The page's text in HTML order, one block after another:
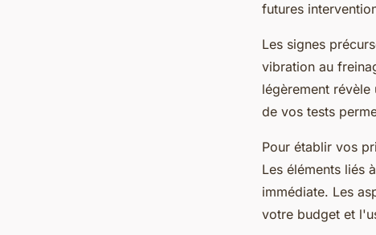
futures
Les signes
vibration au
légèrement
de vos tests
Pour établir vos
Les éléments liés
immédiate. Les
votre budget et